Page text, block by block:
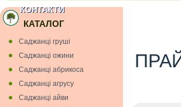
КОНТАКТИ
КАТАЛОГ
Cаджанці грушi
Cаджанці ожини
Саджанці абрикоса
Саджанці агрусу
Саджанці айви